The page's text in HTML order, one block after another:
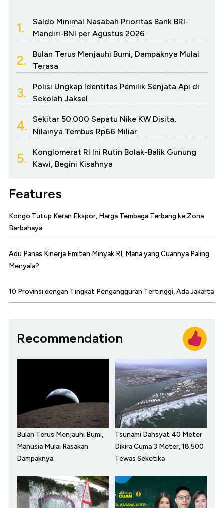
1.
Saldo Minimal Nasabah Prioritas Bank BRI-
Mandiri-BNI per Agustus 2026
2.
Bulan Terus Menjauhi Bumi, Dampaknya Mulai
Terasa
3.
Polisi Ungkap Identitas Pemilik Senjata Api di
Sekolah Jaksel
4.
Sekitar 50.000 Sepatu Nike KW Disita,
Nilainya Tembus Rp66 Miliar
5.
Konglomerat RI Ini Rutin Bolak-Balik Gunung
Kawi, Begini Kisahnya
Features
Kongo Tutup Keran Ekspor, Harga Tembaga Terbang ke Zona
Berbahaya
Adu Panas Kinerja Emiten Minyak RI, Mana yang Cuannya Paling
Menyala?
10 Provinsi dengan Tingkat Pengangguran Tertinggi, Ada Jakarta
Recommendation
Bulan Terus Menjauhi Bumi,
Manusia Mulai Rasakan
Dampaknya
Tsunami Dahsyat 40 Meter
Dikira Cuma 3 Meter, 18.500
Tewas Seketika